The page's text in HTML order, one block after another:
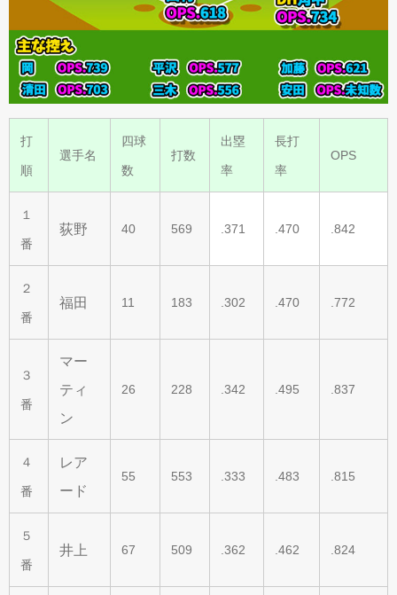
打
順
選手名
四球
数
打数
出塁
率
長打
率
OPS
１
番
荻野 40 569 .371 .470 .842
２
番
福田 11 183 .302 .470 .772
３
番
マー
ティ
ン
26 228 .342 .495 .837
４
番
レア
ード
55 553 .333 .483 .815
５
番
井上 67 509 .362 .462 .824